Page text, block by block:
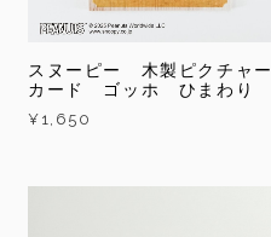
スヌーピー 木製ピクチャー
カード ゴッホ ひまわり
¥1,650